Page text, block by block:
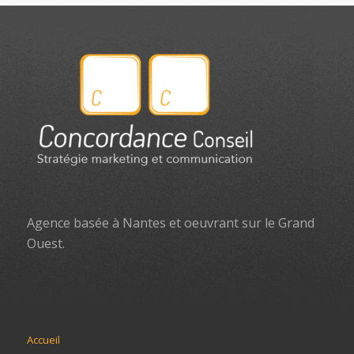
Agence basée à Nantes et oeuvrant sur le Grand
Ouest.
Accueil